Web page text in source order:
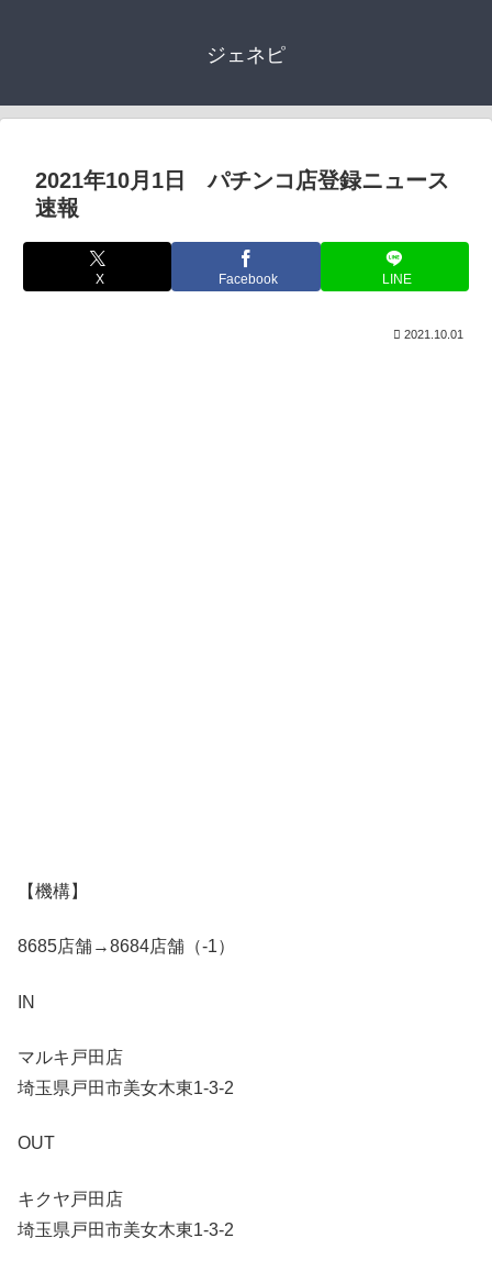
ジェネピ
2021年10月1日 パチンコ店登録ニュース
速報
X Facebook LINE
2021.10.01
【機構】
8685店舗→8684店舗（-1）
IN
マルキ戸田店
埼玉県戸田市美女木東1-3-2
OUT
キクヤ戸田店
埼玉県戸田市美女木東1-3-2